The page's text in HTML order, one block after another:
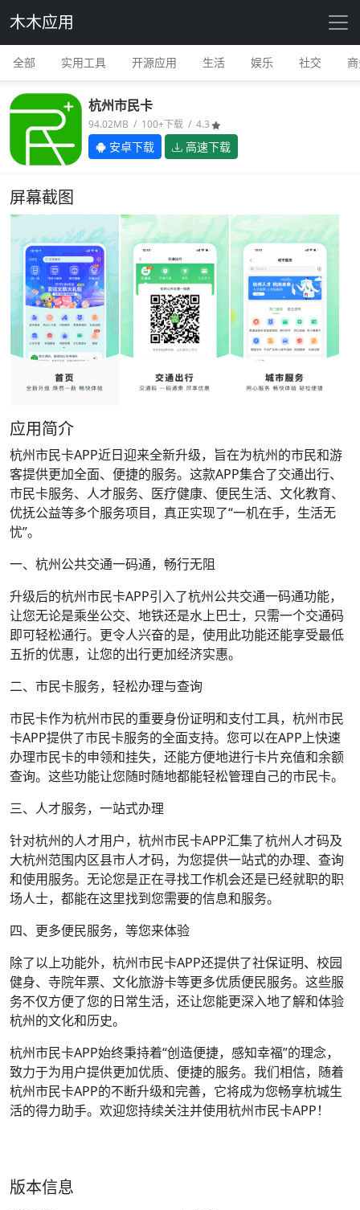
木木应用
全部 实用工具 开源应用 生活 娱乐 社交
杭州市民卡
94.02MB / 100+下载 / 4.3
安卓下载 高速下载
屏幕截图
应用简介
杭州市民卡APP近日迎来全新升级，旨在为杭州的市民和游
客提供更加全面、便捷的服务。这款APP集合了交通出行、
市民卡服务、人才服务、医疗健康、便民生活、文化教育、
优抚公益等多个服务项目，真正实现了“一机在手，生活无
忧”。
一、杭州公共交通一码通，畅行无阻
升级后的杭州市民卡APP引入了杭州公共交通一码通功能，
让您无论是乘坐公交、地铁还是水上巴士，只需一个交通码
即可轻松通行。更令人兴奋的是，使用此功能还能享受最低
五折的优惠，让您的出行更加经济实惠。
二、市民卡服务，轻松办理与查询
市民卡作为杭州市民的重要身份证明和支付工具，杭州市民
卡APP提供了市民卡服务的全面支持。您可以在APP上快速
办理市民卡的申领和挂失，还能方便地进行卡片充值和余额
查询。这些功能让您随时随地都能轻松管理自己的市民卡。
三、人才服务，一站式办理
针对杭州的人才用户，杭州市民卡APP汇集了杭州人才码及
大杭州范围内区县市人才码，为您提供一站式的办理、查询
和使用服务。无论您是正在寻找工作机会还是已经就职的职
场人士，都能在这里找到您需要的信息和服务。
四、更多便民服务，等您来体验
除了以上功能外，杭州市民卡APP还提供了社保证明、校园
健身、寺院年票、文化旅游卡等更多优质便民服务。这些服
务不仅方便了您的日常生活，还让您能更深入地了解和体验
杭州的文化和历史。
杭州市民卡APP始终秉持着“创造便捷，感知幸福”的理念，
致力于为用户提供更加优质、便捷的服务。我们相信，随着
杭州市民卡APP的不断升级和完善，它将成为您畅享杭城生
活的得力助手。欢迎您持续关注并使用杭州市民卡APP！
版本信息